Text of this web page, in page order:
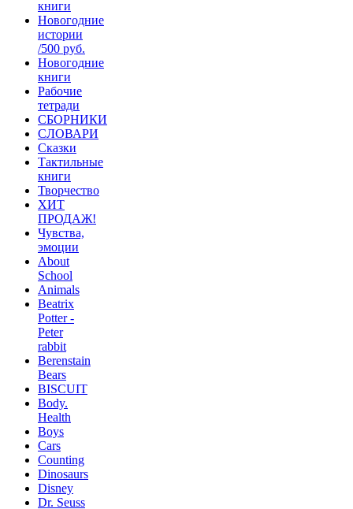
книги
Новогодние
истории
/500 руб.
Новогодние
книги
Рабочие
тетради
СБОРНИКИ
СЛОВАРИ
Сказки
Тактильные
книги
Творчество
ХИТ
ПРОДАЖ!
Чувства,
эмоции
About
School
Animals
Beatrix
Potter -
Peter
rabbit
Berenstain
Bears
BISCUIT
Body.
Health
Boys
Cars
Counting
Dinosaurs
Disney
Dr. Seuss